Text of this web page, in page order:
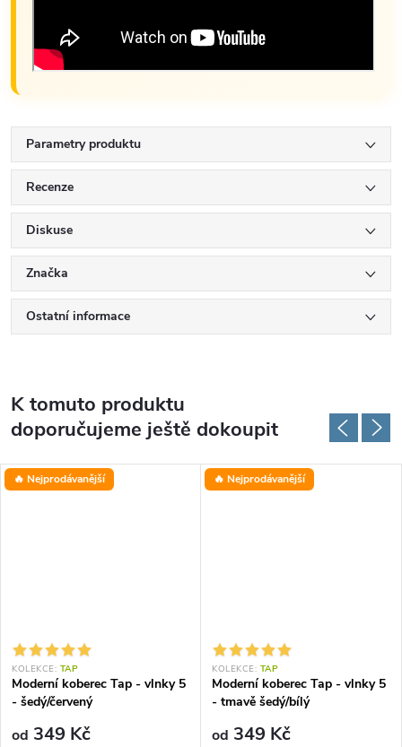
Parametry produktu
Recenze
Diskuse
Značka
Ostatní informace
K tomuto produktu
doporučujeme ještě dokoupit
🔥 Nejprodávanější
KOLEKCE: TAP
Moderní koberec Tap - vlnky 5
- šedý/červený
od 349 Kč
🔥 Nejprodávanější
KOLEKCE: TAP
Moderní koberec Tap - vlnky 5
- tmavě šedý/bílý
od 349 Kč